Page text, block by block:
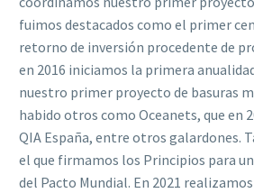
fuimos destacados como el primer
retorno de inversión procedente de
en 2016 iniciamos la primera
nuestro primer proyecto de basuras
habido otros como Oceanets, que en
QIA España, entre otros galardones.
el que firmamos los Principios para
del Pacto Mundial. En 2021